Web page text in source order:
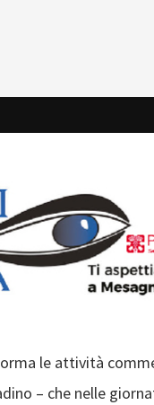
le attività
– che nelle